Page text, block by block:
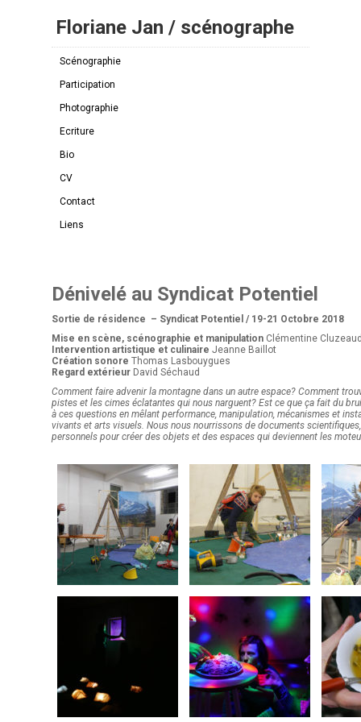
Floriane Jan / scénographe
Scénographie
Participation
Photographie
Ecriture
Bio
CV
Contact
Liens
Dénivelé au Syndicat Potentiel
Sortie de résidence – Syndicat Potentiel / 19-21 Octobre 2018
Mise en scène, scénographie et manipulation Clémentine
Intervention artistique et culinaire Jeanne Baillot
Création sonore Thomas Lasbouygues
Regard extérieur David Séchaud
Comment faire advenir la montagne dans un autre espace? Comment
pistes et les cimes éclatantes qui nous narguent? Est ce que ça fait du
à ces questions en mêlant performance, manipulation, mécanismes et
vivants et arts visuels. Nous nous nourrissons de documents
personnels pour créer des objets et des espaces qui deviennent les